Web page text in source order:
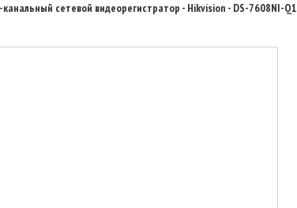
канальный сетевой видеорегистратор - Hikvision - DS-7608NI-Q1